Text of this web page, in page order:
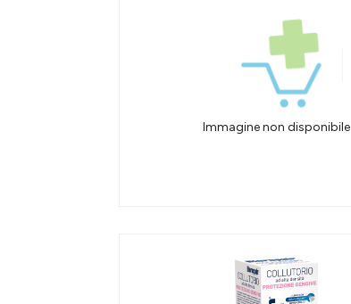
Immagine non disponibile